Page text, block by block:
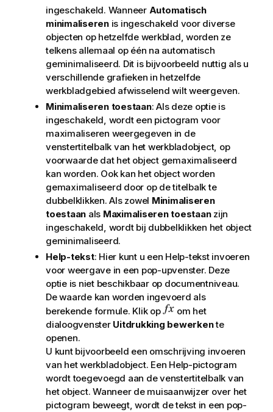
ingeschakeld. Wanneer Automatisch
minimaliserenis ingeschakeld voor diverse
objecten op hetzelfde werkblad, worden ze
telkens allemaal op één na automatisch
geminimaliseerd. Dit is bijvoorbeeld nuttig als u
verschillende grafieken in hetzelfde
werkbladgebied afwisselend wilt weergeven.
Minimaliseren toestaan: Als deze optie is
ingeschakeld, wordt een pictogram voor
maximaliseren weergegeven in de
venstertitelbalk van het werkbladobject, op
voorwaarde dat het object gemaximaliseerd
kan worden. Ook kan het object worden
gemaximaliseerd door op de titelbalk te
dubbelklikken. Als zowel Minimaliseren
toestaan als Maximaliseren toestaanzijn
ingeschakeld, wordt bij dubbelklikken het object
geminimaliseerd.
Help-tekst: Hier kunt u een Help-tekst invoeren
voor weergave in een pop-upvenster. Deze
optie is niet beschikbaar op documentniveau.
De waarde kan worden ingevoerd als
berekende formule. Klik op
om het
dialoogvenster Uitdrukking bewerkente
openen.
U kunt bijvoorbeeld een omschrijving invoeren
van het werkbladobject. Een Help-pictogram
wordt toegevoegd aan de venstertitelbalk van
het object. Wanneer de muisaanwijzer over het
pictogram beweegt, wordt de tekst in een pop-